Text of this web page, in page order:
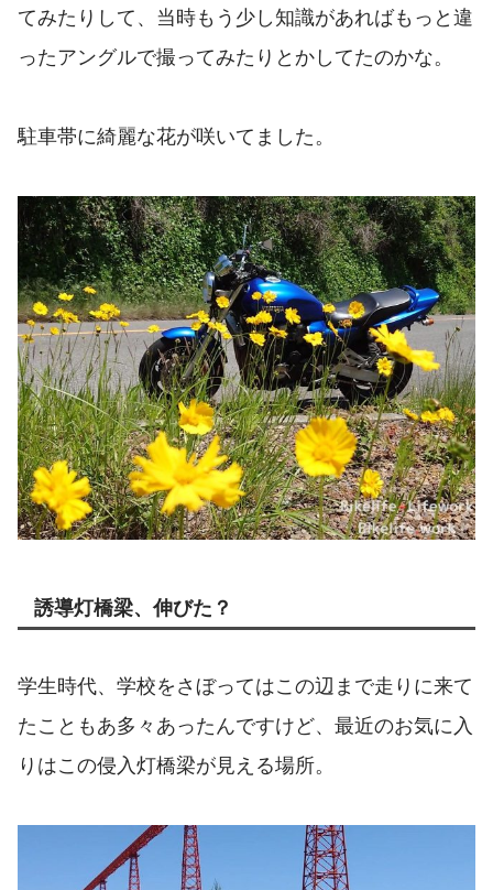
てみたりして、当時もう少し知識があればもっと違
ったアングルで撮ってみたりとかしてたのかな。
駐車帯に綺麗な花が咲いてました。
誘導灯橋梁、伸びた？
学生時代、学校をさぼってはこの辺まで走りに来て
たこともあ多々あったんですけど、最近のお気に入
りはこの侵入灯橋梁が見える場所。